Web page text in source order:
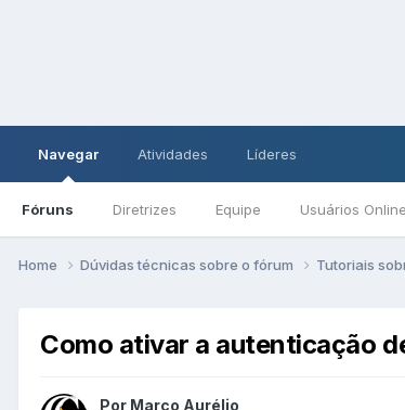
Navegar
Fóruns Diretrizes Equipe Usuários Online
Atividades Líderes
Home Dúvidas técnicas sobre o fórum Tutoriais
Como ativar a autenticação
Por Marco Aurélio